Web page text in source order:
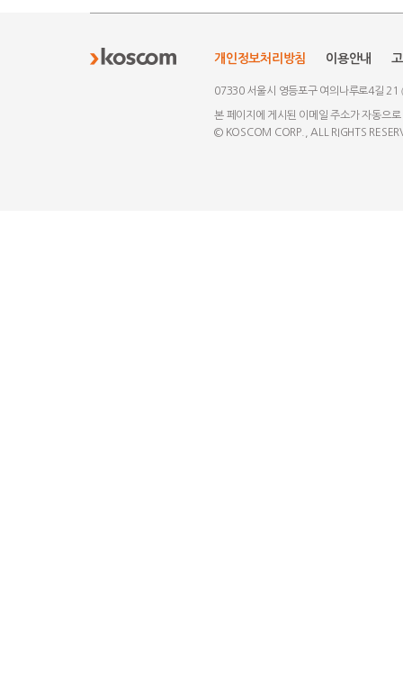
개인정보처리방침 이용안내
07330 서울시 영등포구 여의나루로4길 21
본 페이지에 게시된 이메일 주소가 자동으
© KOSCOM CORP., ALL RIGHTS